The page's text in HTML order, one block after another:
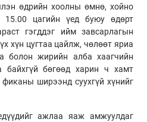
өдрийн хоолны өмнө, хойно
15.00 цагийн үед буюу өдөрт
гэгддэг ийм завсарлагын
хүн цугтаа цайлж, чөлөөт яриа
болон жирийн алба хаагчийн
байхгүй бөгөөд харин ч хамт
ширээнд суухгүй хүнийг
ажлаа яаж амжуулдаг